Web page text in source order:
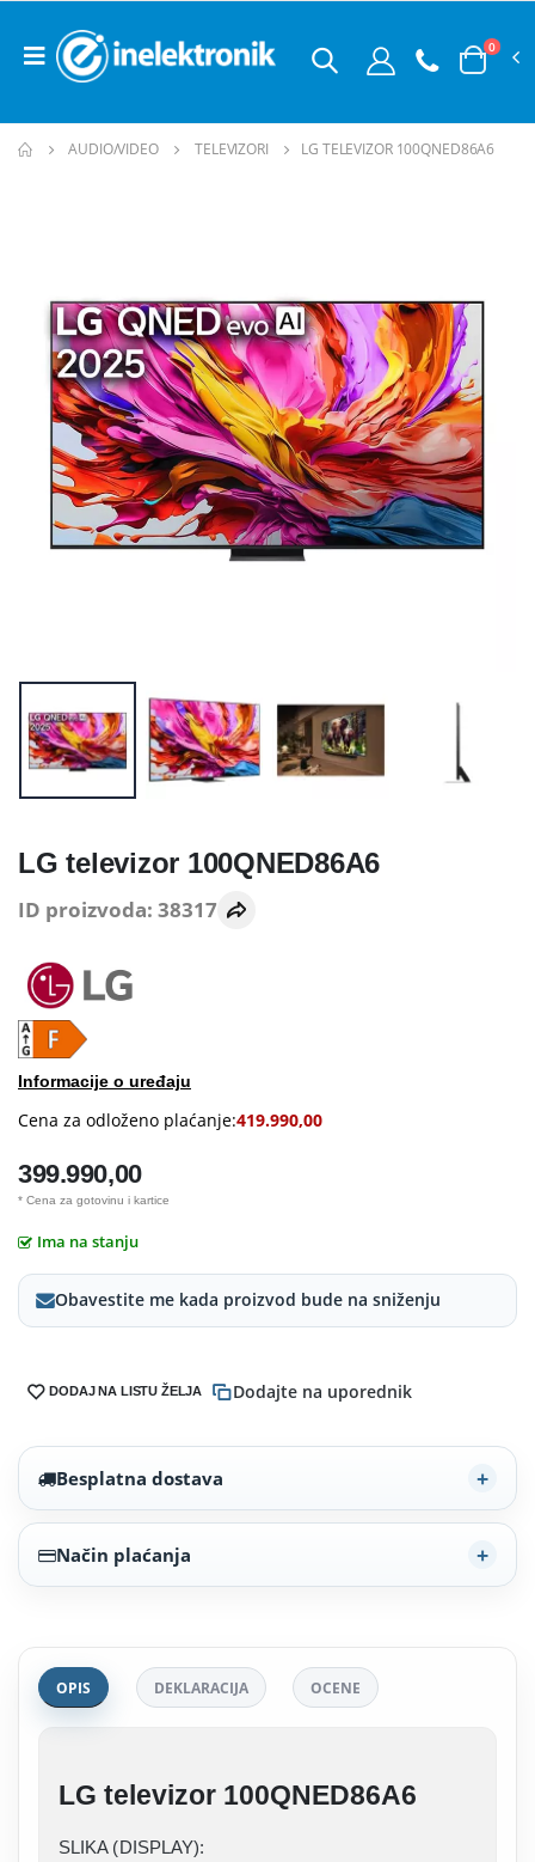
0
AUDIO/VIDEO TELEVIZORI LG TELEVIZOR 100QNED86A6
LG televizor 100QNED86A6
ID proizvoda: 38317
Informacije o uređaju
Cena za odloženo plaćanje:419.990,00
399.990,00
* Cena za gotovinu i kartice
Ima na stanju
Obavestite me kada proizvod bude na sniženju
DODAJ NA LISTU ŽELJA Dodajte na uporednik
Besplatna dostava
Način plaćanja
OPIS DEKLARACIJA OCENE
LG televizor 100QNED86A6
SLIKA (DISPLAY):